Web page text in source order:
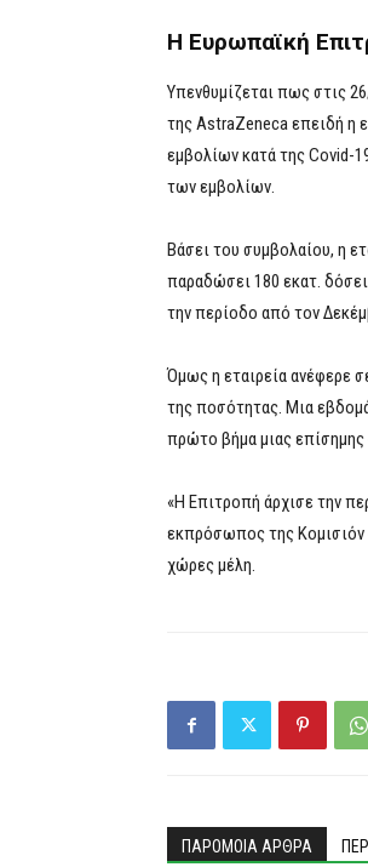
Η Ευρωπαϊκή
Υπενθυμίζεται πως στις
της AstraZeneca επειδή η
εμβολίων κατά της Covid-
των εμβολίων.
Βάσει του συμβολαίου, η
παραδώσει 180 εκατ.
την περίοδο από τον
Όμως η εταιρεία ανέφερε
της ποσότητας. Μια
πρώτο βήμα μιας επίσημης
«Η Επιτροπή άρχισε την
εκπρόσωπος της Κομισιόν
χώρες μέλη.
ΠΑΡΟΜΟΙΑ ΑΡΘΡΑ